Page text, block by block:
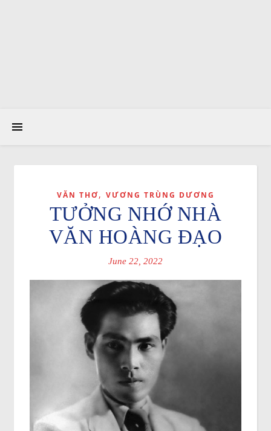
VĂN THƠ, VƯƠNG TRÙNG DƯƠNG
TƯỞNG NHỚ NHÀ
VĂN HOÀNG ĐẠO
June 22, 2022